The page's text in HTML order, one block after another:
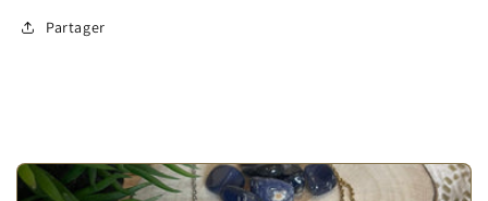
Partager